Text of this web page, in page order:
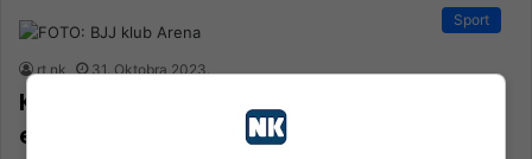
Sport
rt nk 31. Oktobra 2023.
Konjičanin Anis Ćosić osvojio zlato na
evropskom turniru u brazilskoj Jiu Jitsu